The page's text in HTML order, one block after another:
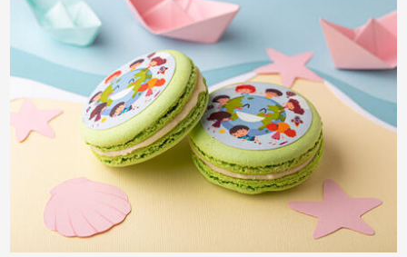
Biscuiți personalizați
Plăcinte
Amami - Zero Zahǎr
Torturi